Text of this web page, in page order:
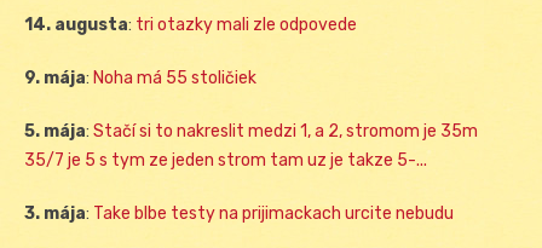
14. augusta: tri otazky mali zle odpovede
9. mája: Noha má 55 stoličiek
5. mája: Stačí si to nakreslit medzi 1, a 2, stromom je 35m
35/7 je 5 s tym ze jeden strom tam uz je takze 5-...
3. mája: Take blbe testy na prijimackach urcite nebudu